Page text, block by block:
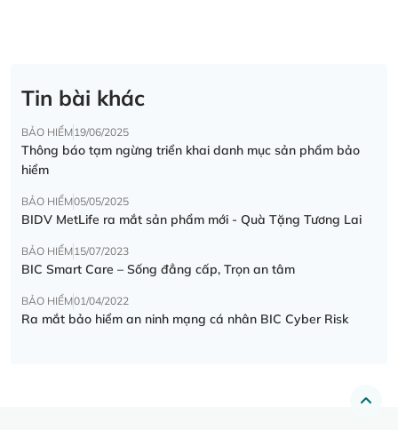
Tin bài khác
BẢO HIỂM19/06/2025
Thông báo tạm ngừng triển khai danh mục sản phẩm bảo
hiểm
BẢO HIỂM05/05/2025
BIDV MetLife ra mắt sản phẩm mới - Quà Tặng Tương Lai
BẢO HIỂM15/07/2023
BIC Smart Care – Sống đẳng cấp, Trọn an tâm
BẢO HIỂM01/04/2022
Ra mắt bảo hiểm an ninh mạng cá nhân BIC Cyber Risk